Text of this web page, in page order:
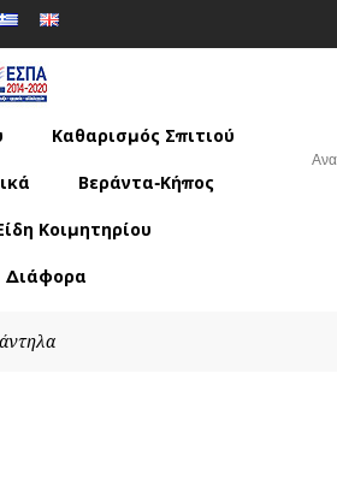
Καθαρισμός Σπιτιού
Βεράντα-Κήπος
Κοιμητηρίου
Διάφορα